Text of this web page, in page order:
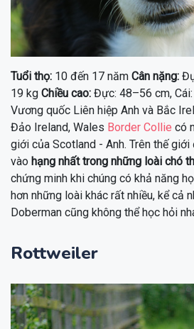
Tuổi thọ: 10 đến 17 năm Cân nặng:
19 kg Chiều cao: Đực: 48–56 cm,
Vương quốc Liên hiệp Anh và Bắc
Đảo Ireland, Wales Border Collie có
giới của Scotland - Anh. Trên thế
vào hạng nhất trong những loài chó
chứng minh khi chúng có khả năng
hơn những loài khác rất nhiều, kể cả
Doberman cũng không thể học hỏi
Rottweiler